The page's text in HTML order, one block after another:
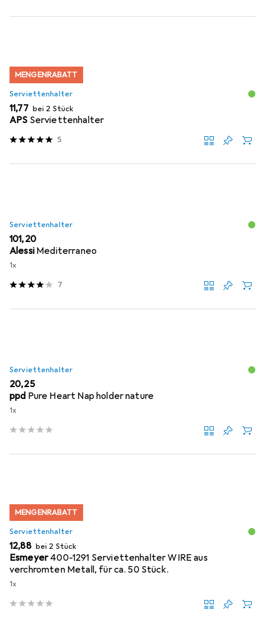
MENGENRABATT
Serviettenhalter
EUR
11,77 bei 2 Stück
APS Serviettenhalter
5
Serviettenhalter
EUR
101,20
Alessi Mediterraneo
1x
7
Serviettenhalter
EUR
20,25
ppd Pure Heart Nap holder nature
1x
MENGENRABATT
Serviettenhalter
EUR
12,88 bei 2 Stück
Esmeyer400-1291 Serviettenhalter WIRE aus
verchromten Metall, für ca. 50 Stück.
1x